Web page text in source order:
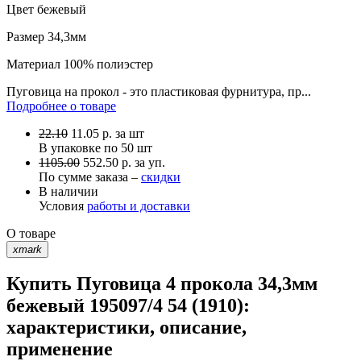
Цвет бежевый
Размер 34,3мм
Материал 100% полиэстер
Пуговица на прокол - это пластиковая фурнитура, пр...
Подробнее о товаре
22.10 11.05 р. за шт
В упаковке по 50 шт
1105.00 552.50 р. за уп.
По сумме заказа – скидки
В наличии
Условия работы и доставки
О товаре
xmark
Купить Пуговица 4 прокола 34,3мм
бежевый 195097/4 54 (1910):
характеристики, описание,
применение